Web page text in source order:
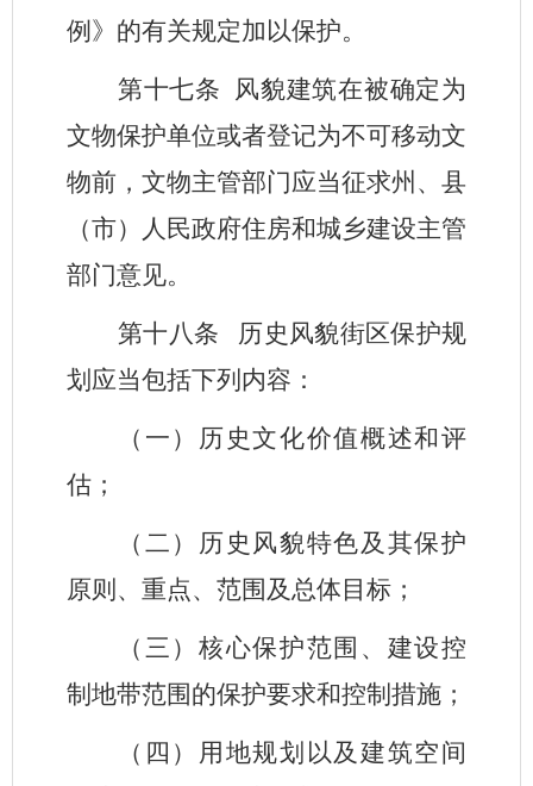
例》的有关规定加以保护。
第十七条
风貌建筑在被确定为
文物保护单位或者登记为不可移动文
物前，文物主管部门应当征求州、县
（市）人民政府住房和城乡建设主管
部门意见。
第十八条
历史风貌街区保护规
划应当包括下列内容：
（一）历史文化价值概述和评
估；
（二）历史风貌特色及其保护
原则、重点、范围及总体目标；
（三）核心保护范围、建设控
制地带范围的保护要求和控制措施；
（四）用地规划以及建筑空间